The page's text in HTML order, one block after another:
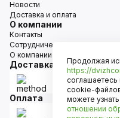
Новости
Доставка и оплата
О компании
Контакты
Сотрудничество
О компании
Доставка
Оплата
Продолжая
https://
соглашаетесь
cookie-
можете
отношении